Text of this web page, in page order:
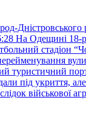
На Одещині 18-
стадіон
під укриття,
військової